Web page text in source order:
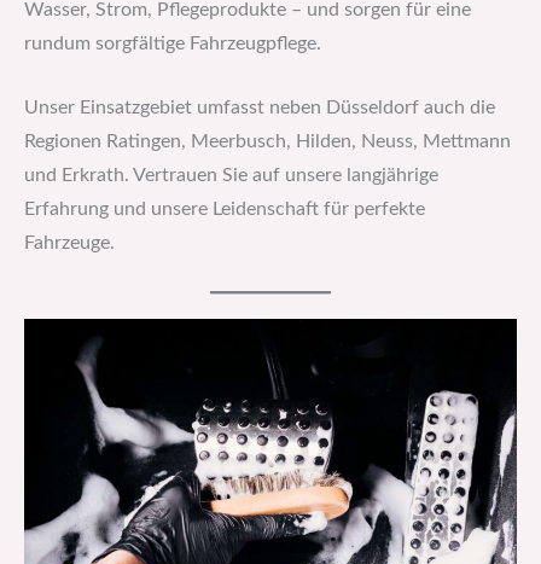
Wasser, Strom, Pflegeprodukte – und sorgen für eine
rundum sorgfältige Fahrzeugpflege.
Unser Einsatzgebiet umfasst neben Düsseldorf auch die
Regionen Ratingen, Meerbusch, Hilden, Neuss, Mettmann
und Erkrath. Vertrauen Sie auf unsere langjährige
Erfahrung und unsere Leidenschaft für perfekte
Fahrzeuge.